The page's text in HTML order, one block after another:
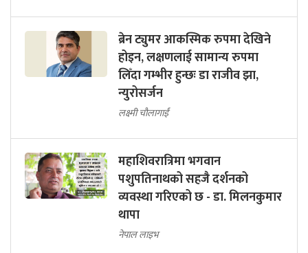
ब्रेन ट्युमर आकस्मिक रुपमा देखिने
होइन, लक्षणलाई सामान्य रुपमा
लिँदा गम्भीर हुन्छः डा राजीव झा,
न्युरोसर्जन
लक्ष्मी चौलागाईं
महाशिवरात्रिमा भगवान
पशुपतिनाथको सहजै दर्शनको
व्यवस्था गरिएको छ - डा. मिलनकुमार
थापा
नेपाल लाइभ